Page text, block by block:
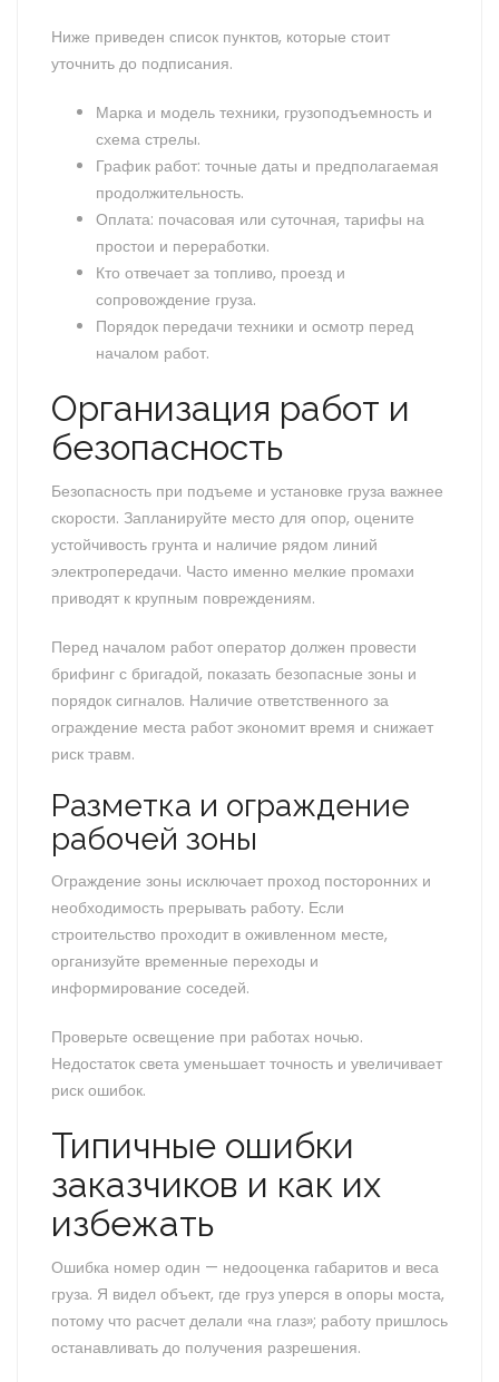
Ниже приведен список пунктов, которые стоит
уточнить до подписания.
Марка и модель техники, грузоподъемность и
схема стрелы.
График работ: точные даты и предполагаемая
продолжительность.
Оплата: почасовая или суточная, тарифы на
простои и переработки.
Кто отвечает за топливо, проезд и
сопровождение груза.
Порядок передачи техники и осмотр перед
началом работ.
Организация работ и
безопасность
Безопасность при подъеме и установке груза важнее
скорости. Запланируйте место для опор, оцените
устойчивость грунта и наличие рядом линий
электропередачи. Часто именно мелкие промахи
приводят к крупным повреждениям.
Перед началом работ оператор должен провести
брифинг с бригадой, показать безопасные зоны и
порядок сигналов. Наличие ответственного за
ограждение места работ экономит время и снижает
риск травм.
Разметка и ограждение
рабочей зоны
Ограждение зоны исключает проход посторонних и
необходимость прерывать работу. Если
строительство проходит в оживленном месте,
организуйте временные переходы и
информирование соседей.
Проверьте освещение при работах ночью.
Недостаток света уменьшает точность и увеличивает
риск ошибок.
Типичные ошибки
заказчиков и как их
избежать
Ошибка номер один — недооценка габаритов и веса
груза. Я видел объект, где груз уперся в опоры моста,
потому что расчет делали «на глаз»; работу пришлось
останавливать до получения разрешения.